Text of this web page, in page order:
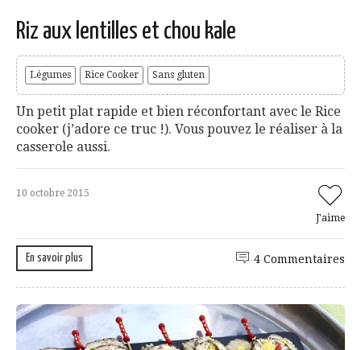
Riz aux lentilles et chou kale
Légumes Rice Cooker Sans gluten
Un petit plat rapide et bien réconfortant avec le Rice
cooker (j’adore ce truc !). Vous pouvez le réaliser à la
casserole aussi.
10 octobre 2015
J'aime
En savoir plus 4 Commentaires